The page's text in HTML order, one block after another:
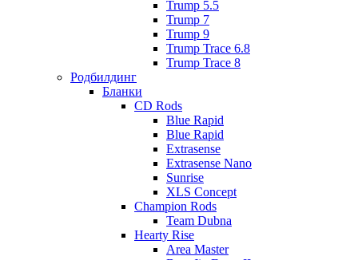
Trump 5.5
Trump 7
Trump 9
Trump Trace 6.8
Trump Trace 8
Родбилдинг
Бланки
CD Rods
Blue Rapid
Blue Rapid
Extrasense
Extrasense Nano
Sunrise
XLS Concept
Champion Rods
Team Dubna
Hearty Rise
Area Master